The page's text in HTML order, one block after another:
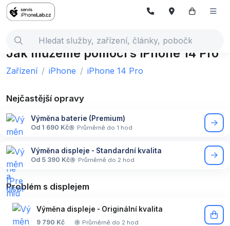
Jak můžeme pomoci s iPhone 14 Pro
Zařízení iPhone iPhone 14 Pro
Nejčastější opravy
Výměna baterie (Premium)
Od 1 690 Kč Průměrně do 1 hod
Výměna displeje - Standardní kvalita
Od 5 390 Kč Průměrně do 2 hod
Problém s displejem
Výměna displeje - Originální kvalita
9 790 Kč Průměrně do 2 hod